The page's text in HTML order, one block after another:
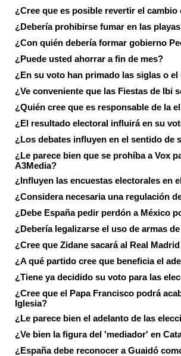
¿Cree que es posible revertir el cambio
¿Debería prohibirse fumar en las
¿Con quién debería formar gobierno
¿Puede usted ahorrar a fin de mes?
¿En su voto han primado las siglas o
¿Ve conveniente que las Fiestas de Ibi
¿Quién cree que es responsable de la
¿El resultado electoral influirá en su
¿Los debates influyen en el sentido de
¿Le parece bien que se prohíba a Vox
A3Media?
¿Influyen las encuestas electorales en
¿Considera necesaria una regulación
¿Debe España pedir perdón a México
¿Debería legalizarse el uso de armas
¿Cree que Zidane sacará al Real
¿A qué partido cree que beneficia el
¿Tiene ya decidido su voto para las
¿Cree que el Papa Francisco podrá
Iglesia?
¿Le parece bien el adelanto de las
¿Ve bien la figura del 'mediador' en
¿España debe reconocer a Guaidó